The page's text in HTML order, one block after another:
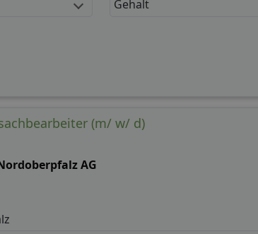
Gehalt
(m/ w/ d)
AG